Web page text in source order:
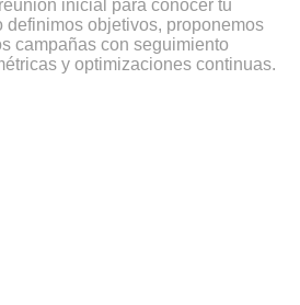
inicial para conocer tu
definimos objetivos, proponemos
campañas con seguimiento
y optimizaciones continuas.